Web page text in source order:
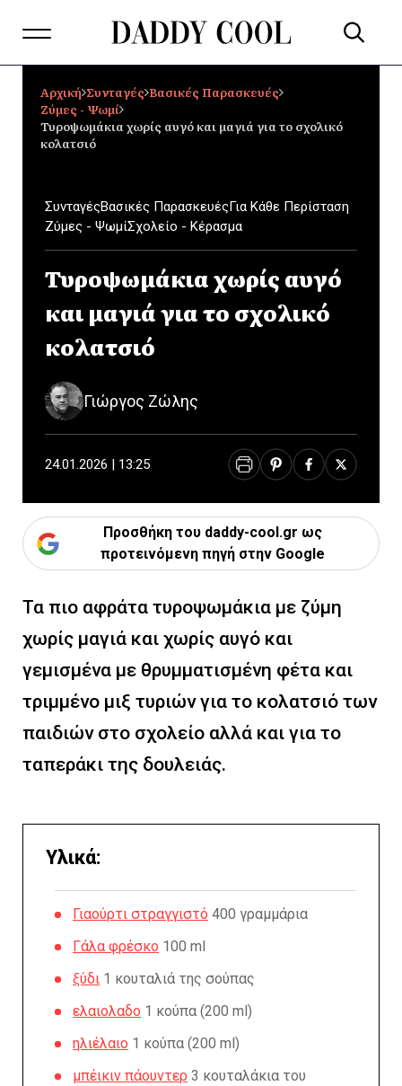
Αρχική Συνταγές Βασικές Παρασκευές
Ζύμες - Ψωμί
Τυροψωμάκια χωρίς αυγό και μαγιά για το σχολικό
κολατσιό
ΣυνταγέςΒασικές ΠαρασκευέςΓια Κάθε Περίσταση
Ζύμες - ΨωμίΣχολείο - Κέρασμα
Τυροψωμάκια χωρίς αυγό
και μαγιά για το σχολικό
κολατσιό
Γιώργος Ζώλης
24.01.2026 | 13:25
Προσθήκη του daddy-cool.gr ως
προτεινόμενη πηγή στην Google
Τα πιο αφράτα τυροψωμάκια με ζύμη
χωρίς μαγιά και χωρίς αυγό και
γεμισμένα με θρυμματισμένη φέτα και
τριμμένο μιξ τυριών για το κολατσιό των
παιδιών στο σχολείο αλλά και για το
ταπεράκι της δουλειάς.
Υλικά:
Γιαούρτι στραγγιστό 400 γραμμάρια
Γάλα φρέσκο 100 ml
ξύδι 1 κουταλιά της σούπας
ελαιολαδο 1 κούπα (200 ml)
ηλιέλαιο 1 κούπα (200 ml)
μπέικιν πάουντερ 3 κουταλάκια του